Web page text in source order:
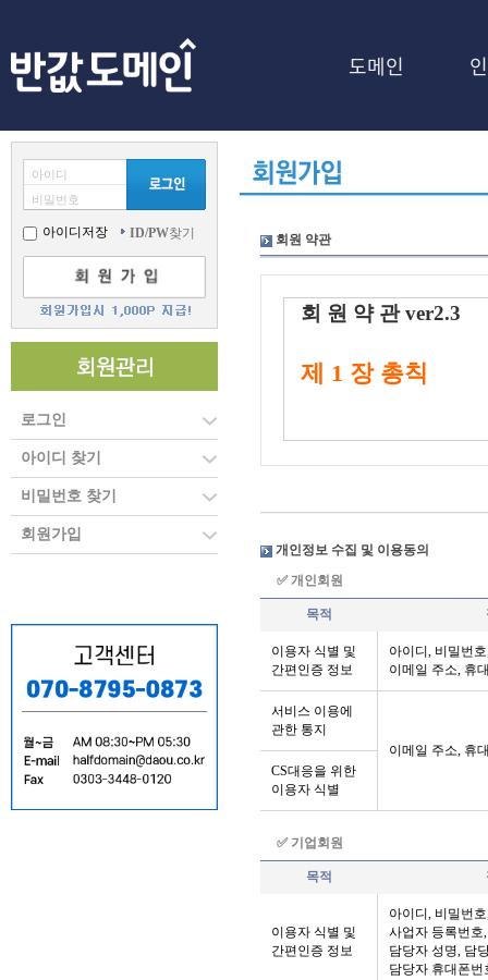
도메인
아이디
비밀번호
아이디저장 ID/PW찾기
로그인
아이디 찾기
비밀번호 찾기
회원가입
회원 약관
회 원 약 관 ver2.3
제 1 장 총칙
제 1 조 [목적]
인 등록 서비스인
사와 이용자의 권리
로 합니다.
제 2 조 [용어의 정
이 약관에서 사용하
1. 반값도메인 : 회
메인 등록대행 서비
2. 이용자 : 회사와
도의 기준과 절차에
4. 이용계약 : 서비
5. 이용정지 : 회사
보류하는 것
6. 해지 : 회사와 이
개인정보 수집 및 이용동의
✅ 개인회원
목적
이용자 식별 및
간편인증 정보
아이디, 비밀번
이메일 주소, 휴
서비스 이용에
관한 통지
이메일 주소, 휴
CS대응을 위한
이용자 식별
✅ 기업회원
목적
이용자 식별 및
간편인증 정보
아이디, 비밀번
사업자 등록번호
담당자 성명, 담
담당자 휴대폰